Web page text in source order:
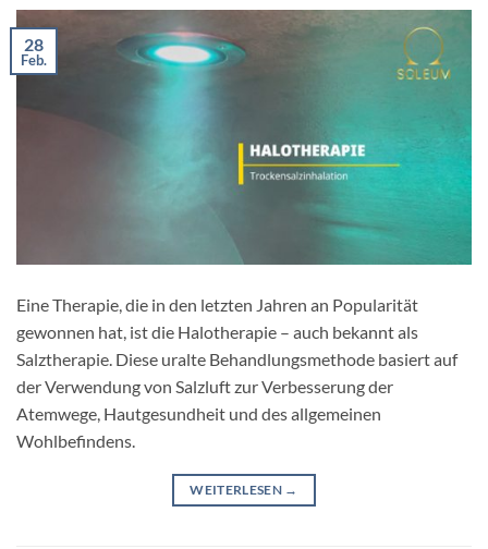
28
Feb.
Eine Therapie, die in den letzten Jahren an Popularität
gewonnen hat, ist die Halotherapie – auch bekannt als
Salztherapie. Diese uralte Behandlungsmethode basiert auf
der Verwendung von Salzluft zur Verbesserung der
Atemwege, Hautgesundheit und des allgemeinen
Wohlbefindens.
WEITERLESEN →